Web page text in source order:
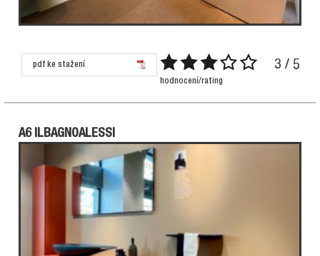
pdf ke stažení 3 / 5
hodnocení/rating
A6 ILBAGNOALESSI